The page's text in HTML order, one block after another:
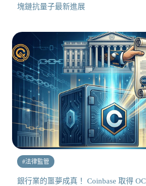
塊鏈抗量子最新進展
#法律監管
銀行業的噩夢成真！ Coinbase 取得